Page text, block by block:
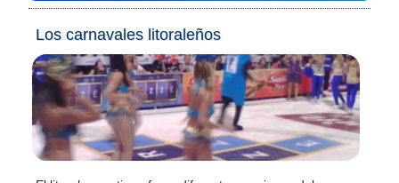
Los carnavales litoraleños